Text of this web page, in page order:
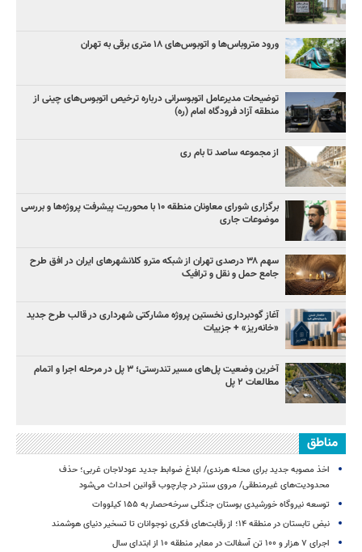
ورود متروباس‌ها و اتوبوس‌های ۱۸ متری برقی به تهران
توضیحات مدیرعامل اتوبوسرانی درباره ترخیص اتوبوس‌های چینی از
منطقه آزاد فرودگاه امام (ره)
از مجموعه ساصد تا بام ری
برگزاری شورای معاونان منطقه ۱۰ با محوریت پیشرفت پروژه‌ها و بررسی
موضوعات جاری
سهم ۳۸ درصدی تهران از شبکه مترو کلانشهرهای ایران در افق طرح
جامع حمل و نقل و ترافیک
آغاز گودبرداری نخستین پروژه مشارکتی شهرداری در قالب طرح جدید
«خانه‌ریز» + جزییات
آخرین وضعیت پل‌های مسیر تندرستی؛ ۳ پل در مرحله اجرا و اتمام
مطالعات ۲ پل
مناطق
اخذ مصوبه جدید برای محله هرندی/ ابلاغ ضوابط جدید عودلاجان غربی؛ حذف
محدودیت‌های غیرمنطقی/ مروی سنتر در چارچوب قوانین احداث می‌شود
توسعه نیروگاه خورشیدی بوستان جنگلی سرخه‌حصار به ۱۵۵ کیلووات
نبض تابستان در منطقه ۱۴؛ از رقابت‌های فکری نوجوانان تا تسخیر دنیای هوشمند
اجرای ۷ هزار و ۱۰۰ تن آسفالت در معابر منطقه ۱۰ از ابتدای سال